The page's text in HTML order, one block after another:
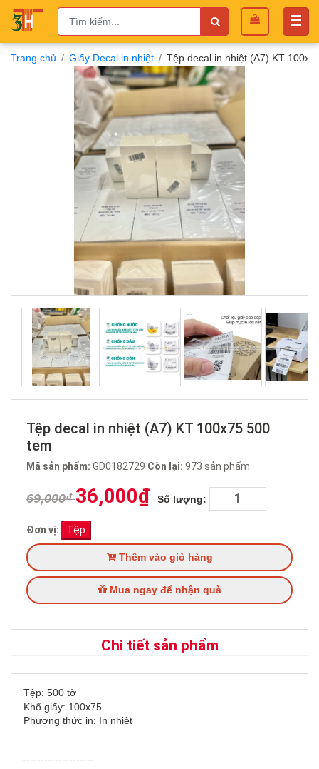
Trang chủ Giấy Decal in nhiệt Tệp decal in nhiệt (A7) KT
Tệp decal in nhiệt (A7) KT 100x75 500
tem
Mã sản phẩm: GD0182729 Còn lại: 973 sản phẩm
69,000₫36,000₫ Số lượng:
Đơn vị: Tệp
Thêm vào giỏ hàng
Mua ngay để nhận quà
Chi tiết sản phẩm
Tệp: 500 tờ
Khổ giấy: 100x75
Phương thức in: In nhiệt
--------------------